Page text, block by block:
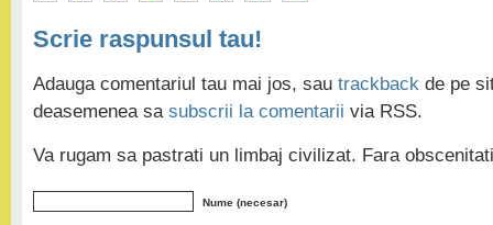
Scrie raspunsul tau!
Adauga comentariul tau mai jos, sau trackback de pe
deasemenea sa subscrii la comentarii via RSS.
Va rugam sa pastrati un limbaj civilizat. Fara
Nume (necesar)